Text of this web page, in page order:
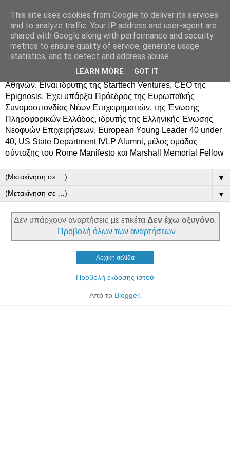
Δημήτρης Τσίγκος
Ο Δημήτρης Τσίγκος γεννήθηκε στον Ασπρόπυργο.
Σπούδασε Επιστήμη Υπολογιστών στο Πανεπιστήμιο
Κρήτης, πήρε MBA από το Οικονομικό Πανεπιστήμιο
Αθηνών. Είναι ιδρυτής της Starttech Ventures, CEO της
Epignosis. Έχει υπάρξει Πρόεδρος της Ευρωπαϊκής
Συνομοσπονδίας Νέων Επιχειρηματιών, της Ένωσης
Πληροφορικών Ελλάδος, ιδρυτής της Ελληνικής Ένωσης
Νεοφυών Επιχειρήσεων, European Young Leader 40 under
40, US State Department IVLP Alumni, μέλος ομάδας
σύνταξης του Rome Manifesto και Marshall Memorial Fellow
▼
▼
Δεν υπάρχουν αναρτήσεις με ετικέτα Δεν έχω οξυγόνο.
Προβολή όλων των αναρτήσεων
Αρχική σελίδα
Προβολή έκδοσης ιστού
Από το Blogger.
This site uses cookies from Google to deliver its services
and to analyze traffic. Your IP address and user-agent are
shared with Google along with performance and security
metrics to ensure quality of service, generate usage
statistics, and to detect and address abuse.
LEARN MORE GOT IT